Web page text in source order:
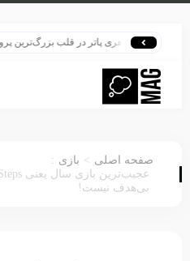
هری پاتر در قلب بزرگ‌ترین پرونده
صفحه اصلی > بازی :
بی‌هدف نیست!